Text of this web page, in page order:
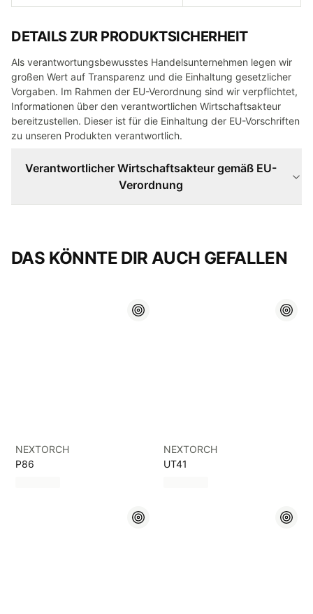
DETAILS ZUR PRODUKTSICHERHEIT
Als verantwortungsbewusstes Handelsunternehmen legen wir
großen Wert auf Transparenz und die Einhaltung gesetzlicher
Vorgaben. Im Rahmen der EU-Verordnung sind wir verpflichtet,
Informationen über den verantwortlichen Wirtschaftsakteur
bereitzustellen. Dieser ist für die Einhaltung der EU-Vorschriften
zu unseren Produkten verantwortlich.
Verantwortlicher Wirtschaftsakteur gemäß EU-
Verordnung
DAS KÖNNTE DIR AUCH GEFALLEN
NEXTORCH
P86
NEXTORCH
UT41